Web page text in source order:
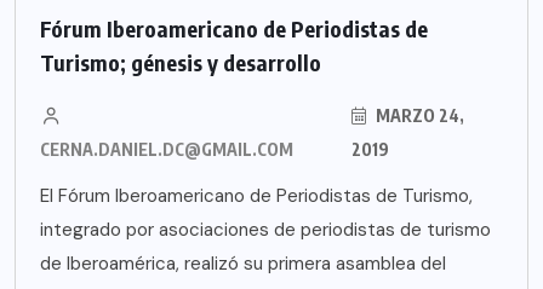
Fórum Iberoamericano de Periodistas de
Turismo; génesis y desarrollo
CERNA.DANIEL.DC@GMAIL.COM
MARZO 24,
2019
El Fórum Iberoamericano de Periodistas de Turismo,
integrado por asociaciones de periodistas de turismo
de Iberoamérica, realizó su primera asamblea del